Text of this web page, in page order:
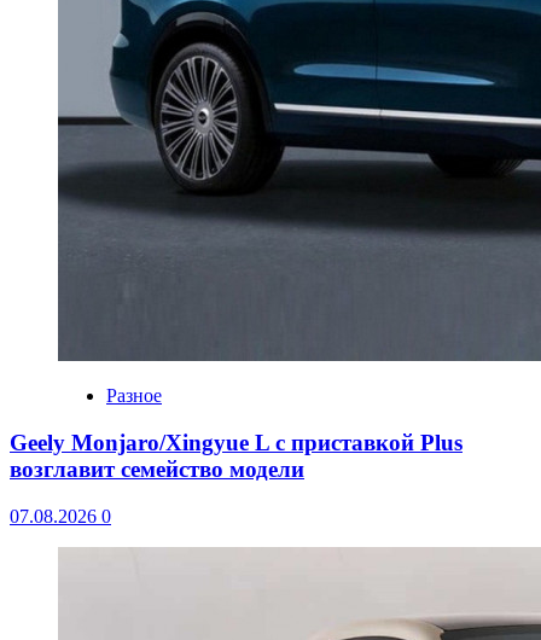
Разное
Geely Monjaro/Xingyue L с приставкой Plus
возглавит семейство модели
07.08.2026 0